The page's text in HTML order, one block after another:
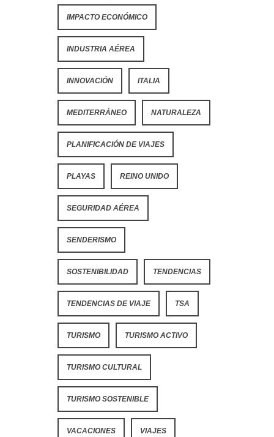
IMPACTO ECONÓMICO
INDUSTRIA AÉREA
INNOVACIÓN ITALIA
MEDITERRÁNEO NATURALEZA
PLANIFICACIÓN DE VIAJES
PLAYAS REINO UNIDO
SEGURIDAD AÉREA
SENDERISMO
SOSTENIBILIDAD TENDENCIAS
TENDENCIAS DE VIAJE TSA
TURISMO TURISMO ACTIVO
TURISMO CULTURAL
TURISMO SOSTENIBLE
VACACIONES VIAJES